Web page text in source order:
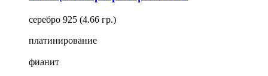
серебро 925 (4.66 гр.)
платинирование
фианит